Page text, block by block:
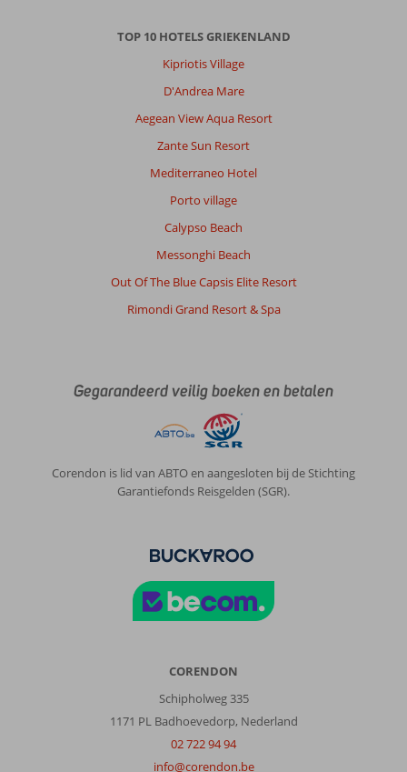
TOP 10 HOTELS GRIEKENLAND
Kipriotis Village
D'Andrea Mare
Aegean View Aqua Resort
Zante Sun Resort
Mediterraneo Hotel
Porto village
Calypso Beach
Messonghi Beach
Out Of The Blue Capsis Elite Resort
Rimondi Grand Resort & Spa
Gegarandeerd veilig boeken en betalen
Corendon is lid van ABTO en aangesloten bij de Stichting
Garantiefonds Reisgelden (SGR).
CORENDON
Schipholweg 335
1171 PL Badhoevedorp, Nederland
02 722 94 94
info@corendon.be